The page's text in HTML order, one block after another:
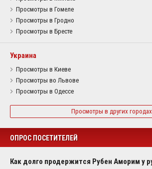
Просмотры в Гомеле
Просмотры в Гродно
Просмотры в Бресте
Украина
Просмотры в Киеве
Просмотры во Львове
Просмотры в Одессе
Просмотры в других городах
ОПРОС ПОСЕТИТЕЛЕЙ
Как долго продержится Рубен Аморим у